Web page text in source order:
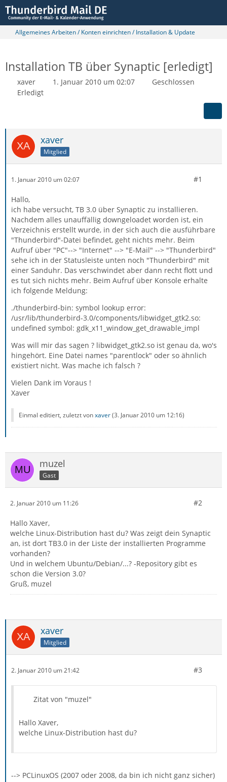
Allgemeines Arbeiten / Konten einrichten / Installation & Update
Installation TB über Synaptic [erledigt]
xaver 1. Januar 2010 um 02:07
Geschlossen
Erledigt
xaver
Mitglied
1. Januar 2010 um 02:07 #1
Hallo,
ich habe versucht, TB 3.0 über Synaptic zu installieren.
Nachdem alles unauffällig downgeloadet worden ist, ein
Verzeichnis erstellt wurde, in der sich auch die ausführbare
"Thunderbird"-Datei befindet, geht nichts mehr. Beim
Aufruf über "PC"--> "Internet" --> "E-Mail" --> "Thunderbird"
sehe ich in der Statusleiste unten noch "Thunderbird" mit
einer Sanduhr. Das verschwindet aber dann recht flott und
es tut sich nichts mehr. Beim Aufruf über Konsole erhalte
ich folgende Meldung:
./thunderbird-bin: symbol lookup error:
/usr/lib/thunderbird-3.0/components/libwidget_gtk2.so:
undefined symbol: gdk_x11_window_get_drawable_impl
Was will mir das sagen ? libwidget_gtk2.so ist genau da, wo's
hingehört. Eine Datei names "parentlock" oder so ähnlich
existiert nicht. Was mache ich falsch ?
Vielen Dank im Voraus !
Xaver
Einmal editiert, zuletzt vonxaver(3. Januar 2010 um 12:16)
muzel
Gast
2. Januar 2010 um 11:26 #2
Hallo Xaver,
welche Linux-Distribution hast du? Was zeigt dein Synaptic
an, ist dort TB3.0 in der Liste der installierten Programme
vorhanden?
Und in welchem Ubuntu/Debian/...? -Repository gibt es
schon die Version 3.0?
Gruß, muzel
xaver
Mitglied
2. Januar 2010 um 21:42 #3
Zitat von "muzel"
Hallo Xaver,
welche Linux-Distribution hast du?
--> PCLinuxOS (2007 oder 2008, da bin ich nicht ganz sicher)